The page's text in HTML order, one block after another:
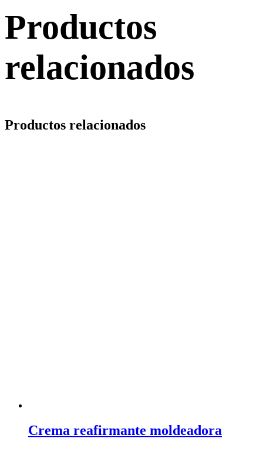
Productos
relacionados
Productos relacionados
Crema reafirmante moldeadora